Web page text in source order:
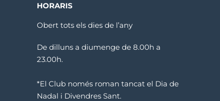
HORARIS
Obert tots els dies de l’any
De dilluns a diumenge de 8.00h a
23.00h.
*El Club només roman tancat el Dia de
Nadal i Divendres Sant.